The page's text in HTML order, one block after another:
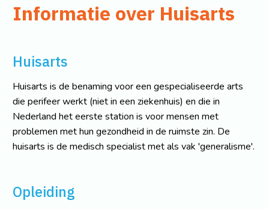
Informatie over Huisarts
Huisarts
Huisarts is de benaming voor een gespecialiseerde arts
die perifeer werkt (niet in een ziekenhuis) en die in
Nederland het eerste station is voor mensen met
problemen met hun gezondheid in de ruimste zin. De
huisarts is de medisch specialist met als vak 'generalisme'.
Opleiding